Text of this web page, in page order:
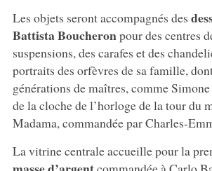
Les objets seront accompagnés des
Battista Boucheronpour des centres
suspensions, des carafes et des
portraits des orfèvres de sa famille,
générations de maîtres, comme
de la cloche de l’horloge de la tour du
Madama, commandée par Charles-
La vitrine centrale accueille pour la